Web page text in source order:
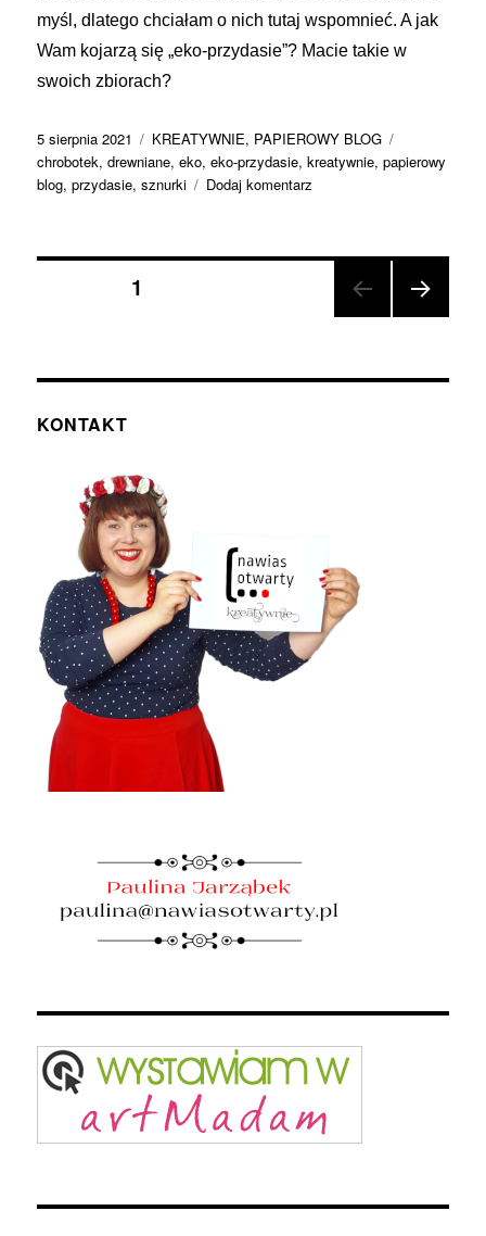
myśl, dlatego chciałam o nich tutaj wspomnieć. A jak
Wam kojarzą się „eko-przydasie”? Macie takie w
swoich zbiorach?
Data
publikacji
5 sierpnia 2021 Kategorie
KREATYWNIE, PAPIEROWY BLOG
chrobotek,drewniane,eko,eko-przydasie,kreatywnie,papierowy
blog,przydasie,sznurki Dodaj komentarz
eko-
Nawigacja
wpisach
STRONA1
STR
KONTAKT